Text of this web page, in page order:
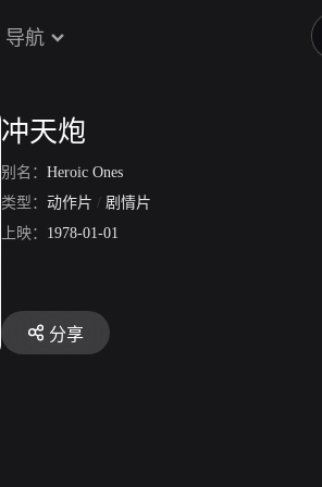
导航
冲天炮
别名： Heroic Ones
类型： 动作片 / 剧情片
上映： 1978-01-01
分享